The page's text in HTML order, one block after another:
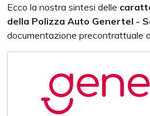
Ecco la nostra sintesi delle
della Polizza Auto Genertel -
documentazione precontrattuale